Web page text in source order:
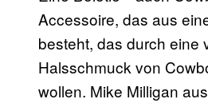
Accessoire, das aus
besteht, das durch eine
Halsschmuck von
wollen. Mike Milligan